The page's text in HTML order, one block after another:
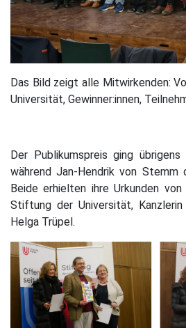
Das Bild zeigt alle Mitwirkenden:
Universität, Gewinner:innen,
Der Publikumspreis ging
während Jan-Hendrik von Stemm
Beide erhielten ihre Urkunden
Stiftung der Universität,
Helga Trüpel.